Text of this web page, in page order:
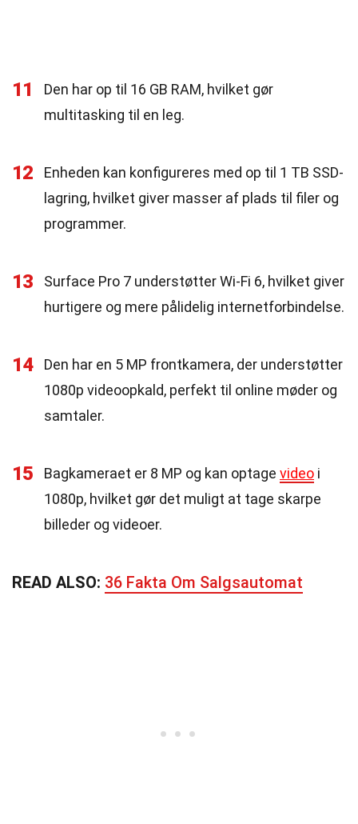
11
Den har op til 16 GB RAM, hvilket gør
multitasking til en leg.
12
Enheden kan konfigureres med op til 1 TB SSD-
lagring, hvilket giver masser af plads til filer og
programmer.
13
Surface Pro 7 understøtter Wi-Fi 6, hvilket giver
hurtigere og mere pålidelig internetforbindelse.
14
Den har en 5 MP frontkamera, der understøtter
1080p videoopkald, perfekt til online møder og
samtaler.
15 Bagkameraet er 8 MP og kan optage video i
1080p, hvilket gør det muligt at tage skarpe
billeder og videoer.
READ ALSO: 36 Fakta Om Salgsautomat